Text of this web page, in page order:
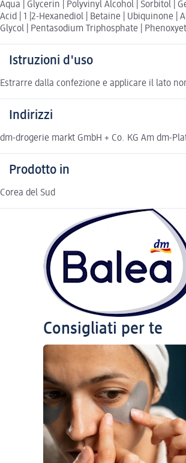
Aqua | Glycerin | Polyvinyl Alcohol | Sorbitol |
Acid | 1 |2-Hexanediol | Betaine | Ubiquinone |
Glycol | Pentasodium Triphosphate |
Istruzioni d'uso
Estrarre dalla confezione e applicare il lato
Indirizzi
dm-drogerie markt GmbH + Co. KG Am dm-
Prodotto in
Corea del Sud
Consigliati per te